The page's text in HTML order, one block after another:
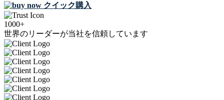
クイック購入
1000+
世界のリーダーが当社を信頼しています